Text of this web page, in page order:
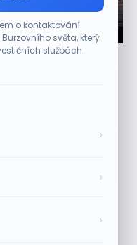
o kontaktování
světa, který
službách
›
›
›
Chipotle níž.
ve čtvrtek
trh
Akcie reagují